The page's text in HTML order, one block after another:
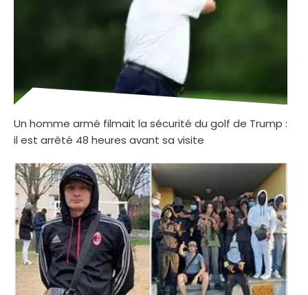
Un homme armé filmait la sécurité du golf de Trump :
il est arrêté 48 heures avant sa visite